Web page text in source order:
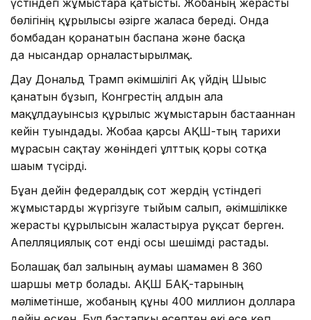
бөлігінің құрылысы әзірге жалғаса береді. Онда
бомбадан қорғанатын баспана және басқа
да нысандар орналастырылмақ.
Дау Дональд Трамп әкімшілігі Ақ үйдің Шығыс
қанатын бұзып, Конгрестің алдын ала
мақұлдауынсыз құрылыс жұмыстарын бастағаннан
кейін туындады. Жобаға қарсы АҚШ-тың тарихи
мұрасын сақтау жөніндегі ұлттық қоры сотқа
шағым түсірді.
Бұған дейін федералдық сот жердің үстіндегі
жұмыстарды жүргізуге тыйым салып, әкімшілікке
жерасты құрылысын жалғастыруға рұқсат берген.
Апелляциялық сот енді осы шешімді растады.
Болашақ бал залының аумағы шамамен 8 360
шаршы метр болады. АҚШ БАҚ-тарының
мәліметінше, жобаның құны 400 миллион долларға